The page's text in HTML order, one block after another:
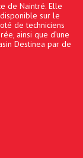
de Naintré. Elle
sur le
de techniciens
ainsi que d’une
Destinea par de